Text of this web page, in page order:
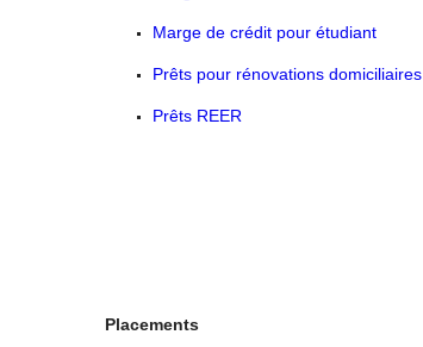
Marge de crédit pour étudiant
Prêts pour rénovations domiciliaires
Prêts REER
Placements